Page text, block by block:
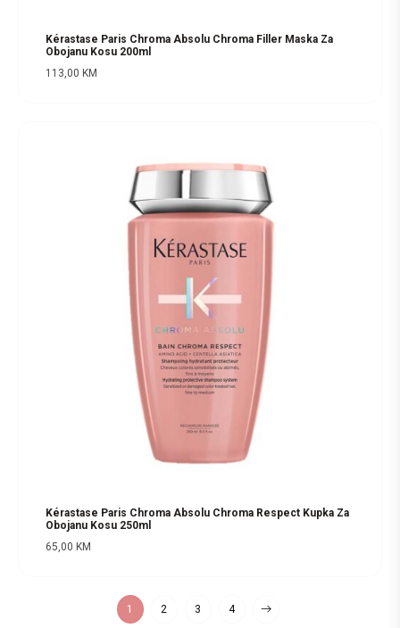
Kérastase Paris Chroma Absolu Chroma Filler Maska Za
Obojanu Kosu 200ml
113,00 KM
Kérastase Paris Chroma Absolu Chroma Respect Kupka Za
Obojanu Kosu 250ml
65,00 KM
1 2 3 4